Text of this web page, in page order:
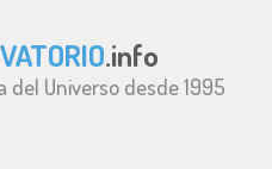
.info
del Universo desde 1995